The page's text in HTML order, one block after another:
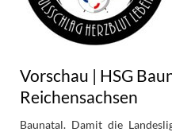
Vorschau | HSG
Reichensachsen
Baunatal. Damit die